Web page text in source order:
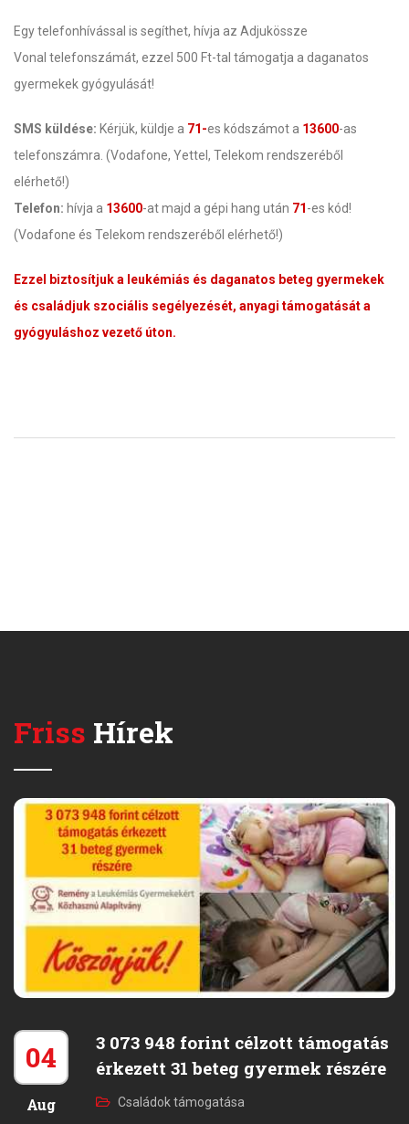
Egy telefonhívással is segíthet, hívja az Adjukössze
Vonal telefonszámát, ezzel 500 Ft-tal támogatja a daganatos
gyermekek gyógyulását!
SMS küldése: Kérjük, küldje a 71-es kódszámot a 13600-as
telefonszámra. (Vodafone, Yettel, Telekom rendszeréből
elérhető!)
Telefon: hívja a 13600-at majd a gépi hang után 71-es kód!
(Vodafone és Telekom rendszeréből elérhető!)
Ezzel biztosítjuk a leukémiás és daganatos beteg gyermekek
és családjuk szociális segélyezését, anyagi támogatását a
gyógyuláshoz vezető úton.
Friss Hírek
04
Aug
3 073 948 forint célzott támogatás
érkezett 31 beteg gyermek részére
Családok támogatása